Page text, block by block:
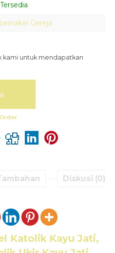
Tersedia
Gereja
kami untuk mendapatkan
Diskusi (0)
Katolik Kayu Jati,